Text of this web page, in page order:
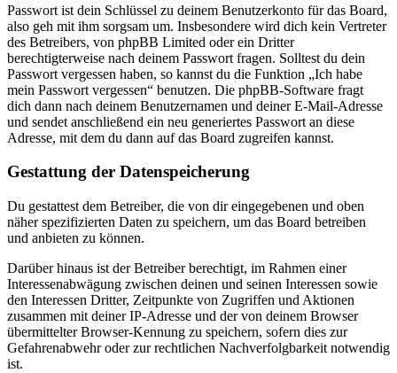
Passwort ist dein Schlüssel zu deinem Benutzerkonto für das Board,
also geh mit ihm sorgsam um. Insbesondere wird dich kein Vertreter
des Betreibers, von phpBB Limited oder ein Dritter
berechtigterweise nach deinem Passwort fragen. Solltest du dein
Passwort vergessen haben, so kannst du die Funktion „Ich habe
mein Passwort vergessen“ benutzen. Die phpBB-Software fragt
dich dann nach deinem Benutzernamen und deiner E-Mail-Adresse
und sendet anschließend ein neu generiertes Passwort an diese
Adresse, mit dem du dann auf das Board zugreifen kannst.
Gestattung der Datenspeicherung
Du gestattest dem Betreiber, die von dir eingegebenen und oben
näher spezifizierten Daten zu speichern, um das Board betreiben
und anbieten zu können.
Darüber hinaus ist der Betreiber berechtigt, im Rahmen einer
Interessenabwägung zwischen deinen und seinen Interessen sowie
den Interessen Dritter, Zeitpunkte von Zugriffen und Aktionen
zusammen mit deiner IP-Adresse und der von deinem Browser
übermittelter Browser-Kennung zu speichern, sofern dies zur
Gefahrenabwehr oder zur rechtlichen Nachverfolgbarkeit notwendig
ist.